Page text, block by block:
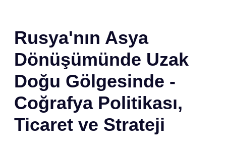
Rusya'nın Asya
Dönüşümünde Uzak
Doğu Gölgesinde -
Coğrafya Politikası,
Ticaret ve Strateji